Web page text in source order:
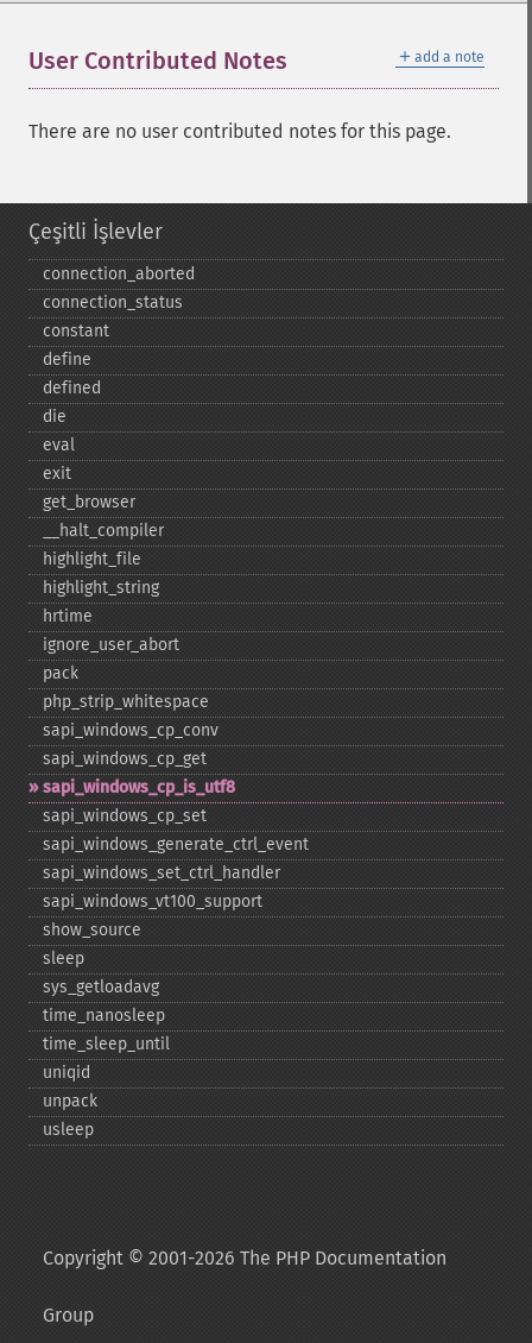
＋ add a note
User Contributed Notes
There are no user contributed notes for this page.
Çeşitli İşlevler
connection_​aborted
connection_​status
constant
define
defined
die
eval
exit
get_​browser
_​_​halt_​compiler
highlight_​file
highlight_​string
hrtime
ignore_​user_​abort
pack
php_​strip_​whitespace
sapi_​windows_​cp_​conv
sapi_​windows_​cp_​get
sapi_​windows_​cp_​is_​utf8
sapi_​windows_​cp_​set
sapi_​windows_​generate_​ctrl_​event
sapi_​windows_​set_​ctrl_​handler
sapi_​windows_​vt100_​support
show_​source
sleep
sys_​getloadavg
time_​nanosleep
time_​sleep_​until
uniqid
unpack
usleep
Copyright © 2001-2026 The PHP Documentation
Group